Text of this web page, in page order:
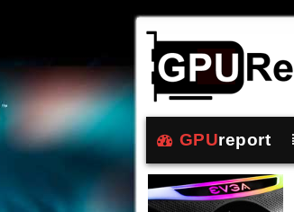
GPUreport